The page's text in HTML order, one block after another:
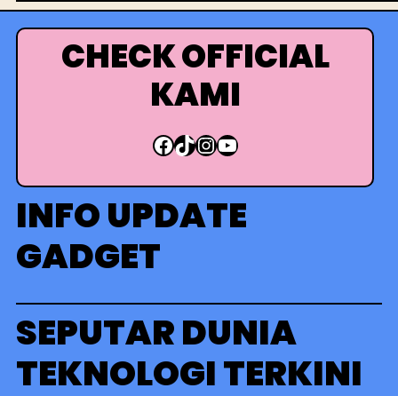
r
i
CHECK OFFICIAL
KAMI
Facebook TikTok InstagramYouTube
INFO UPDATE
GADGET
SEPUTAR DUNIA
TEKNOLOGI TERKINI